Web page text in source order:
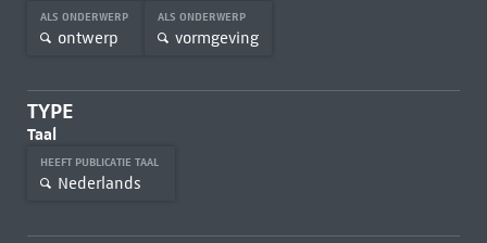
ALS ONDERWERP
ontwerp
ALS ONDERWERP
vormgeving
TYPE
Taal
HEEFT PUBLICATIE TAAL
Nederlands